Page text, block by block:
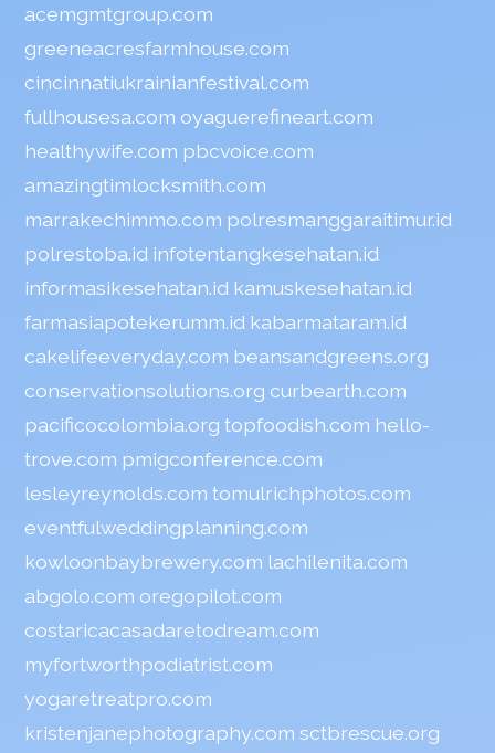
acemgmtgroup.com
greeneacresfarmhouse.com
cincinnatiukrainianfestival.com
fullhousesa.com oyaguerefineart.com
healthywife.com pbcvoice.com
amazingtimlocksmith.com
marrakechimmo.com polresmanggaraitimur.id
polrestoba.id infotentangkesehatan.id
informasikesehatan.id kamuskesehatan.id
farmasiapotekerumm.id kabarmataram.id
cakelifeeveryday.com beansandgreens.org
conservationsolutions.org curbearth.com
pacificocolombia.org topfoodish.com hello-
trove.com pmigconference.com
lesleyreynolds.com tomulrichphotos.com
eventfulweddingplanning.com
kowloonbaybrewery.com lachilenita.com
abgolo.com oregopilot.com
costaricacasadaretodream.com
myfortworthpodiatrist.com
yogaretreatpro.com
kristenjanephotography.com sctbrescue.org